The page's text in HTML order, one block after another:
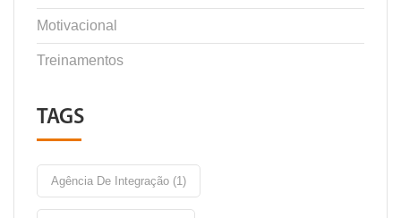
Motivacional
Treinamentos
TAGS
Agência De Integração (1)